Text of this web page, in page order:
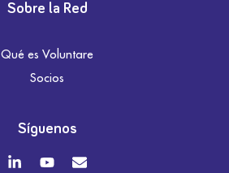
Sobre la Red
Qué es Voluntare
Socios
Síguenos